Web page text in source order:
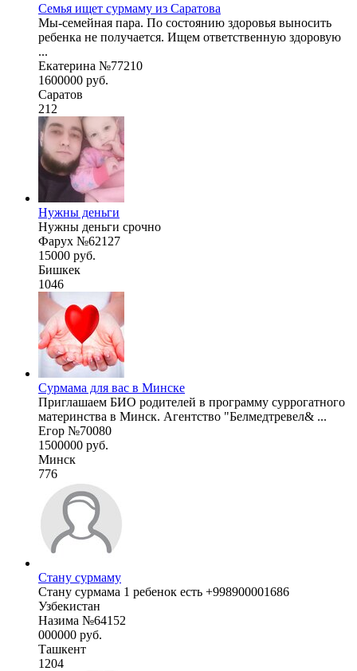
Семья ищет сурмаму из Саратова
Мы-семейная пара. По состоянию здоровья выносить
ребенка не получается. Ищем ответственную здоровую
...
Екатерина №77210
1600000 руб.
Саратов
212
Нужны деньги
Нужны деньги срочно
Фарух №62127
15000 руб.
Бишкек
1046
Сурмама для вас в Минске
Приглашаем БИО родителей в программу суррогатного
материнства в Минск. Агентство "Белмедтревел& ...
Егор №70080
1500000 руб.
Минск
776
Стану сурмаму
Стану сурмама 1 ребенок есть +998900001686
Узбекистан
Назима №64152
000000 руб.
Ташкент
1204